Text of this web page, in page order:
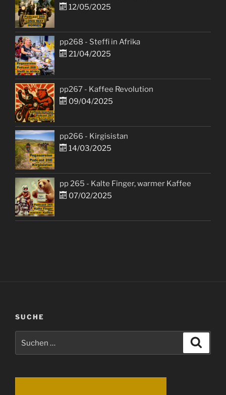
12/05/2025
pp268 - Steffi in Afrika
21/04/2025
pp267 - Kaffee Revolution
09/04/2025
pp266 - Kirgisistan
14/03/2025
pp 265 - Kalte Finger, warmer Kaffee
07/02/2025
SUCHE